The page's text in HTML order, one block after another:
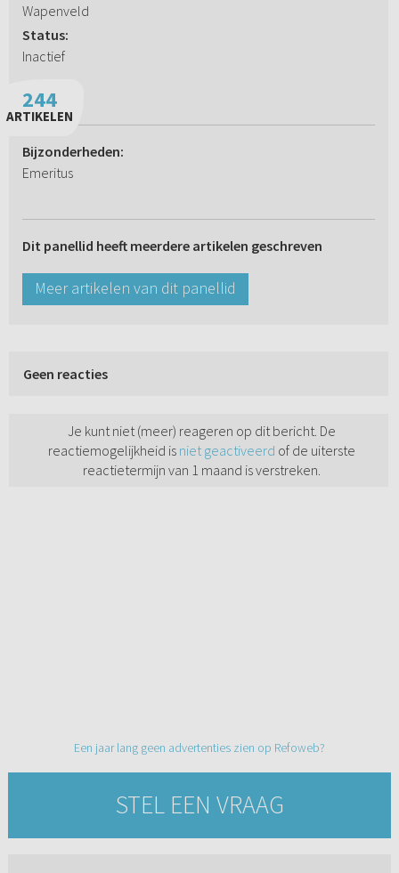
Wapenveld
Status:
Inactief
244
ARTIKELEN
Bijzonderheden:
Emeritus
Dit panellid heeft meerdere artikelen geschreven
Meer artikelen van dit panellid
Geen reacties
Je kunt niet (meer) reageren op dit bericht. De
reactiemogelijkheid is niet geactiveerd of de uiterste
reactietermijn van 1 maand is verstreken.
Een jaar lang geen advertenties zien op Refoweb?
STEL EEN VRAAG